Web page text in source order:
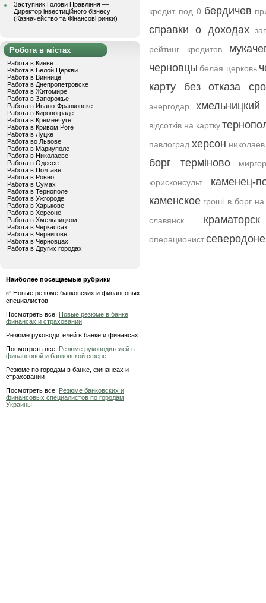
Заступник Голови Правління —
Директор інвестиційного бізнесу
(Казначейство та Фінансові ринки)
Робота в містах
Работа в Киеве
Работа в Белой Церкви
Работа в Виннице
Работа в Днепропетровске
Работа в Житомире
Работа в Запорожье
Работа в Ивано-Франковске
Работа в Кировограде
Работа в Кременчуге
Работа в Кривом Роге
Работа в Луцке
Работа во Львове
Работа в Мариуполе
Работа в Николаеве
Работа в Одессе
Работа в Полтаве
Работа в Ровно
Работа в Сумах
Работа в Тернополе
Работа в Ужгороде
Работа в Харькове
Работа в Херсоне
Работа в Хмельницком
Работа в Черкассах
Работа в Чернигове
Работа в Черновцах
Работа в Других городах
Наиболее посещаемые рубрики
✅ Новые резюме банковских и финансовых
специалистов
Посмотреть все: Новые резюме в банке,
финансах и страховании
Резюме руководителей в банке и финансах
Посмотреть все: Резюме руководителей в
финансовой и банковской сфере
Резюме по городам в банке, финансах и
страховании
Посмотреть все: Резюме банковских и
финансовых специалистов по городам
Украины
кредит под 0 бердичев
справки о доходах
рейтинг кредитов
черновцы белая церковь
карту без отказа
энергодар хмельницкий
відсотків на картку
павлоград херсон николаев
борг терміново
юрисконсульт
каменец-
каменское гроші в борг на
славянск
краматорск
операционист